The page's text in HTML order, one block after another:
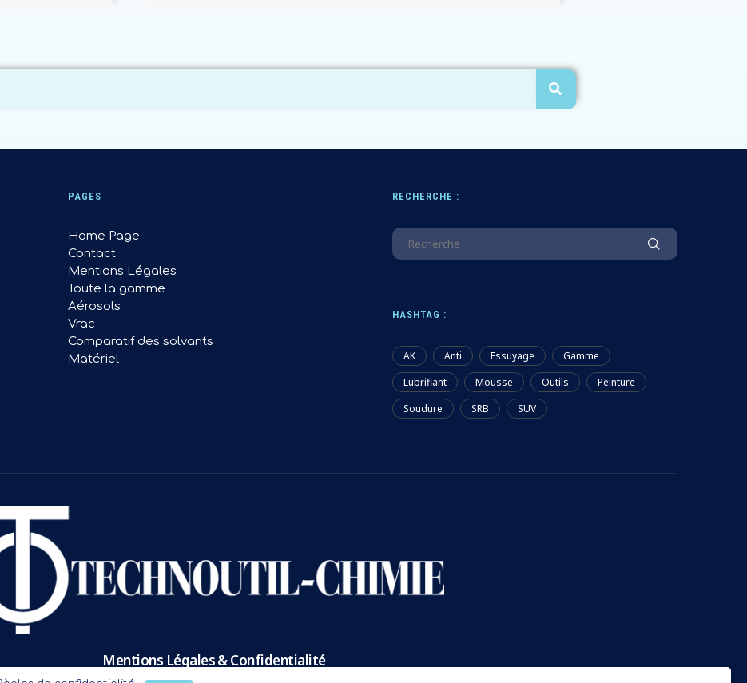
PAGES
Home Page
Contact
Mentions Légales
Toute la gamme
Aérosols
Vrac
Comparatif des solvants
Matériel
RECHERCHE :
HASHTAG :
AK Anti Essuyage
Gamme
Lubrifiant
Mousse Outils
Peinture
Soudure
SRB SUV
Mentions Légales & Confidentialité